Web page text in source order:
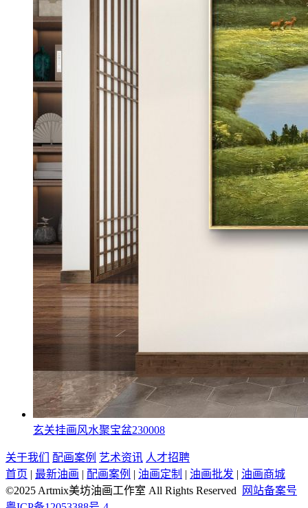
玄关挂画风水聚宝盆230008
关于我们 配画案例 艺术资讯 人才招聘
首页 | 最新油画 | 配画案例 | 油画定制 | 油画批发 | 油画商城
©2025 Artmix美坊油画工作室 All Rights Reserved
网站备案号